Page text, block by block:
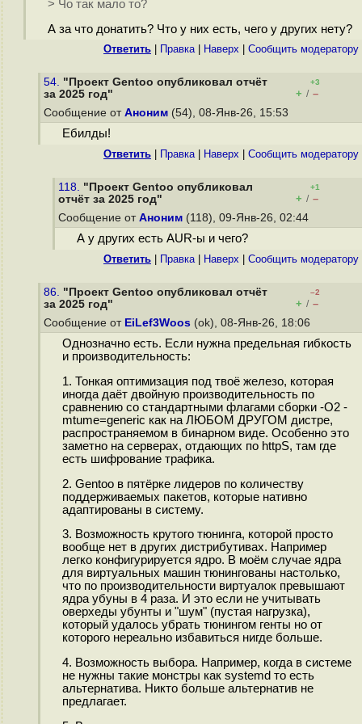
> Чо так мало то?
А за что донатить? Что у них есть, чего у других нету?
Ответить Правка| Наверх Cообщить модератору
54. "Проект Gentoo опубликовал отчёт
за 2025 год"
+3
+ / –
Сообщение от Аноним (54), 08-Янв-26, 15:53
Ебилды!
Ответить Правка| Наверх Cообщить модератору
118. "Проект Gentoo опубликовал
отчёт за 2025 год"
+1
+ / –
Сообщение от Аноним (118), 09-Янв-26, 02:44
А у других есть AUR-ы и чего?
Ответить Правка| Наверх Cообщить модератору
86. "Проект Gentoo опубликовал отчёт
за 2025 год"
–2
+ / –
Сообщение от EiLef3Woos (ok), 08-Янв-26, 18:06
Однозначно есть. Если нужна предельная гибкость
и производительность:
1. Тонкая оптимизация под твоё железо, которая
иногда даёт двойную производительность по
сравнению со стандартными флагами сборки -O2 -
mtume=generic как на ЛЮБОМ ДРУГОМ дистре,
распространяемом в бинарном виде. Особенно это
заметно на серверах, отдающих по httpS, там где
есть шифрование трафика.
2. Gentoo в пятёрке лидеров по количеству
поддерживаемых пакетов, которые нативно
адаптированы в систему.
3. Возможность крутого тюнинга, которой просто
вообще нет в других дистрибутивах. Например
легко конфигурируется ядро. В моём случае ядра
для виртуальных машин тюнингованы настолько,
что по производительности виртуалок превышают
ядра убуны в 4 раза. И это если не учитывать
оверхеды убунты и "шум" (пустая нагрузка),
который удалось убрать тюнингом генты но от
которого нереально избавиться нигде больше.
4. Возможность выбора. Например, когда в системе
не нужны такие монстры как systemd то есть
альтернатива. Никто больше альтернатив не
предлагает.